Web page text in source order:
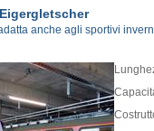
anche agli sportivi